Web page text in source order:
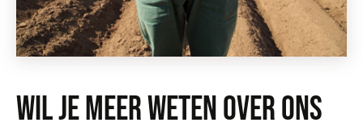
WIL JE MEER WETEN OVER ONS